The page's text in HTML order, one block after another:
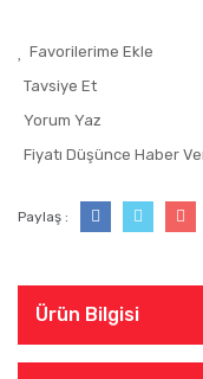
Tavsiye Et
Yorum Yaz
Fiyatı Düşünce Haber
Paylaş :
Ürün Bilgisi